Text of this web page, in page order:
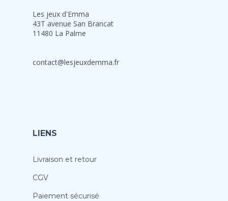
Les jeux d'Emma
43T avenue San Brancat
11480 La Palme
contact@lesjeuxdemma.fr
LIENS
Livraison et retour
CGV
Paiement sécurisé